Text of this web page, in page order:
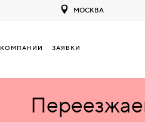
МОСКВА
КОМПАНИИ ЗАЯВКИ